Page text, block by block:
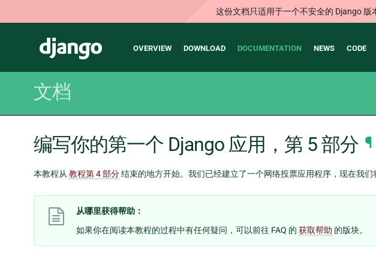
这份文档只适用于一个不安全的 Django 版
Django
Main
OVERVIEW DOWNLOAD DOCUMENTATION NEWS CODE
文档
编写你的第一个 Django 应用，第 5 部分 ¶
本教程从 教程第 4 部分结束的地方开始。我们已经建立了一个网络投票应用程序，现在我们
从哪里获得帮助：
如果你在阅读本教程的过程中有任何疑问，可以前往 FAQ 的 获取帮助 的版块。